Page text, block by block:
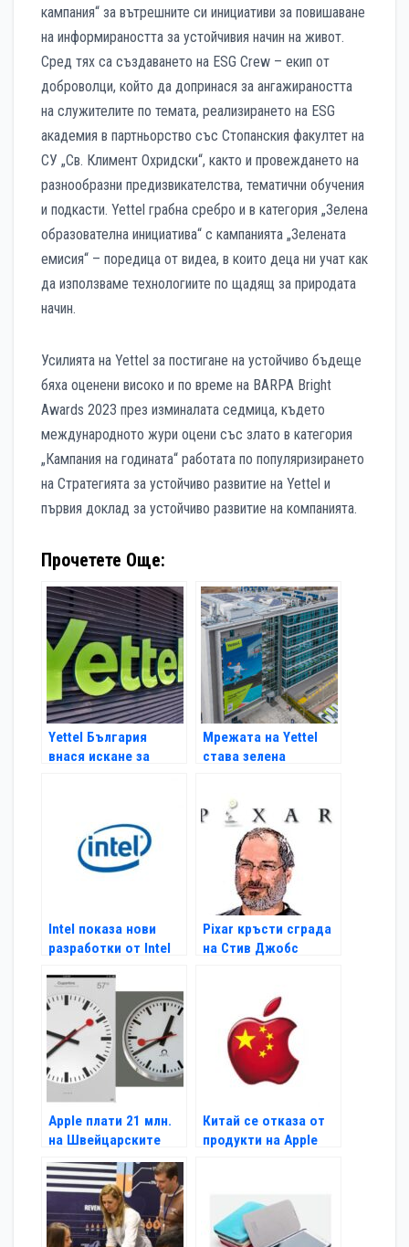
кампания“ за вътрешните си инициативи за повишаване
на информираността за устойчивия начин на живот.
Сред тях са създаването на ESG Crew – екип от
доброволци, който да допринася за ангажираността
на служителите по темата, реализирането на ESG
академия в партньорство със Стопанския факултет на
СУ „Св. Климент Охридски“, както и провеждането на
разнообразни предизвикателства, тематични обучения
и подкасти. Yettel грабна сребро и в категория „Зелена
образователна инициатива“ с кампанията „Зелената
емисия“ – поредица от видеа, в които деца ни учат как
да използваме технологиите по щадящ за природата
начин.
Усилията на Yettel за постигане на устойчиво бъдеще
бяха оценени високо и по време на BARPA Bright
Awards 2023 през изминалата седмица, където
международното жури оцени със злато в категория
„Кампания на годината“ работата по популяризирането
на Стратегията за устойчиво развитие на Yettel и
първия доклад за устойчиво развитие на компанията.
Прочетете Още:
Yettel България
внася искане за
Мрежата на Yettel
става зелена
Intel показа нови
разработки от Intel
Pixar кръсти сграда
на Стив Джобс
Apple плати 21 млн.
на Швейцарските
федерални
железници
Китай се отказа от
продукти на Applе